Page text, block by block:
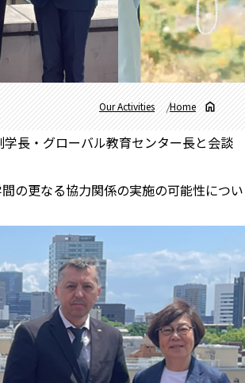
Home
Our Activities
長・グローバル教育センター長と会談
の更なる協力関係の実施の可能性につい